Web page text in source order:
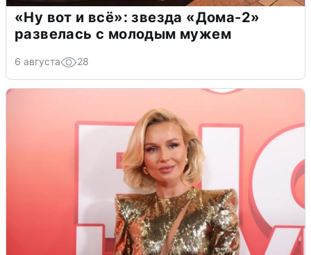
«Ну вот и всё»: звезда «Дома-2»
развелась с молодым мужем
6 августа 28